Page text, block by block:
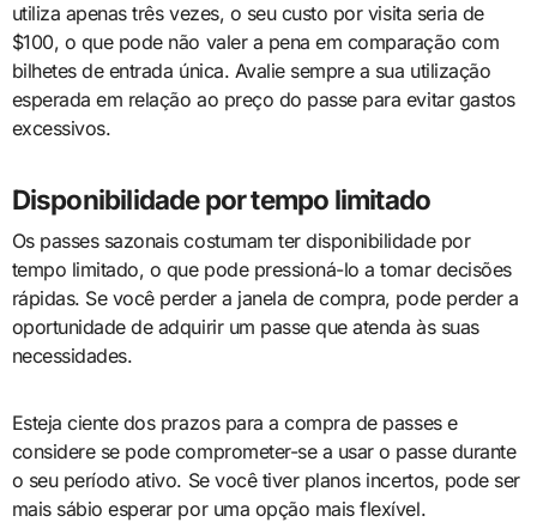
utiliza apenas três vezes, o seu custo por visita seria de
$100, o que pode não valer a pena em comparação com
bilhetes de entrada única. Avalie sempre a sua utilização
esperada em relação ao preço do passe para evitar gastos
excessivos.
Disponibilidade por tempo limitado
Os passes sazonais costumam ter disponibilidade por
tempo limitado, o que pode pressioná-lo a tomar decisões
rápidas. Se você perder a janela de compra, pode perder a
oportunidade de adquirir um passe que atenda às suas
necessidades.
Esteja ciente dos prazos para a compra de passes e
considere se pode comprometer-se a usar o passe durante
o seu período ativo. Se você tiver planos incertos, pode ser
mais sábio esperar por uma opção mais flexível.